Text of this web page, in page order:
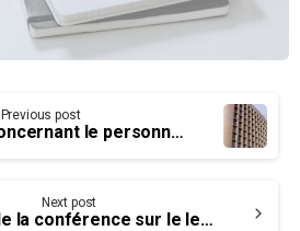
Previous post
Mise à jour concernant le personnel du bureau national
Next post
Résumé de la conférence sur le leadership